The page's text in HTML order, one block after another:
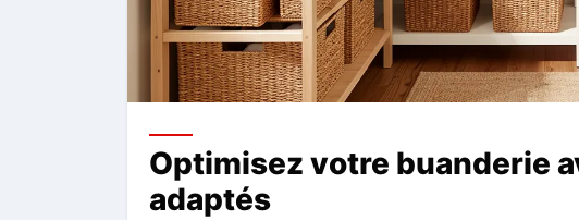
Optimisez votre buanderie
adaptés